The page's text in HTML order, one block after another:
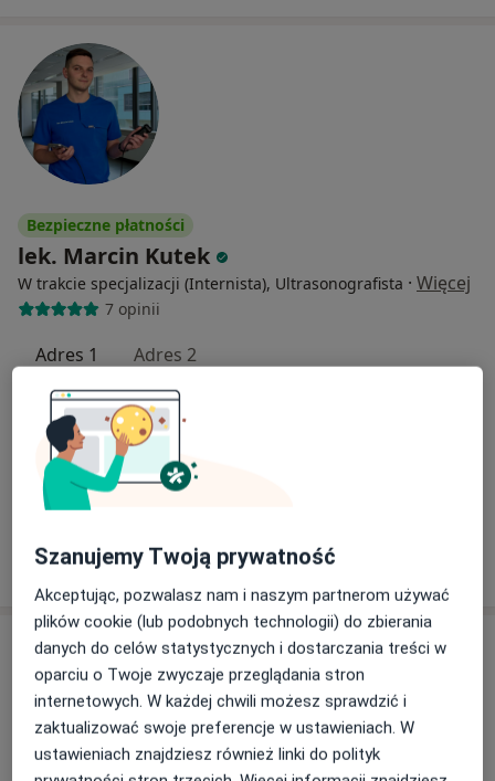
Bezpieczne płatności
lek. Marcin Kutek
W trakcie specjalizacji (Internista), Ultrasonografista · Więcej
7 opinii
Adres 1 Adres 2
Wajdeloty 12A, Gdańsk
Medycyna SimClinic
Consulta de medicina interna
Poproś o wizytę
Szanujemy Twoją prywatność
Akceptując, pozwalasz nam i naszym partnerom używać
plików cookie (lub podobnych technologii) do zbierania
danych do celów statystycznych i dostarczania treści w
oparciu o Twoje zwyczaje przeglądania stron
internetowych. W każdej chwili możesz sprawdzić i
zaktualizować swoje preferencje w ustawieniach. W
ustawieniach znajdziesz również linki do polityk